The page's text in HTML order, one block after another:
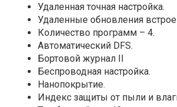
Удаленная точная настройка.
Удаленные обновления
Количество программ – 4.
Автоматический DFS.
Бортовой журнал II
Беспроводная настройка.
Нанопокрытие.
Индекс защиты от пыли и